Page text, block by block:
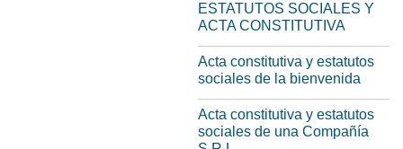
ESTATUTOS SOCIALES Y
ACTA CONSTITUTIVA
Acta constitutiva y estatutos
sociales de la bienvenida
Acta constitutiva y estatutos
sociales de una Compañía